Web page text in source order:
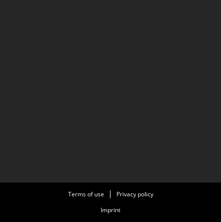
Terms of use
Privacy policy
Imprint